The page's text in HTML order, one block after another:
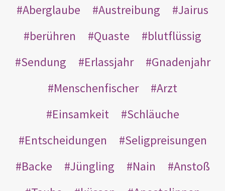
Aberglaube
Austreibung
Jairus
berühren
Quaste
blutflüssig
Sendung
Erlassjahr
Gnadenjahr
Menschenfischer
Arzt
Einsamkeit
Schläuche
Entscheidungen
Seligpreisungen
Backe
Jüngling Nain
Anstoß